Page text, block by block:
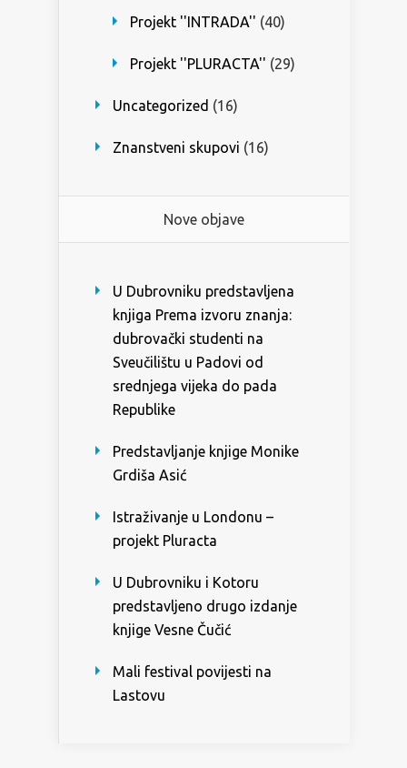
Projekt ''INTRADA'' (40)
Projekt ''PLURACTA'' (29)
Uncategorized (16)
Znanstveni skupovi (16)
Nove objave
U Dubrovniku predstavljena
knjiga Prema izvoru znanja:
dubrovački studenti na
Sveučilištu u Padovi od
srednjega vijeka do pada
Republike
Predstavljanje knjige Monike
Grdiša Asić
Istraživanje u Londonu –
projekt Pluracta
U Dubrovniku i Kotoru
predstavljeno drugo izdanje
knjige Vesne Čučić
Mali festival povijesti na
Lastovu